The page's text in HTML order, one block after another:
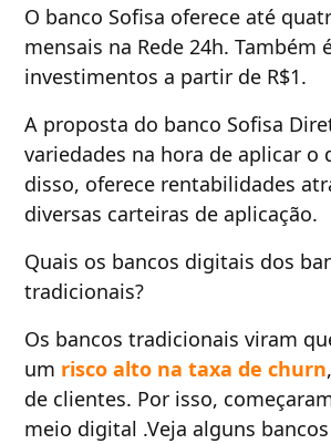
O banco Sofisa oferece até
mensais na Rede 24h. Também
investimentos a partir de R$1.
A proposta do banco Sofisa
variedades na hora de aplicar o
disso, oferece rentabilidades
diversas carteiras de aplicação.
Quais os bancos digitais dos
tradicionais?
Os bancos tradicionais viram
um risco alto na taxa de churn
de clientes. Por isso,
meio digital .Veja alguns